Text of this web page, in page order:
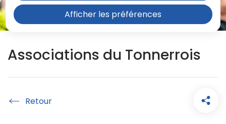
Afficher les préférences
Associations du Tonnerrois
Accueil